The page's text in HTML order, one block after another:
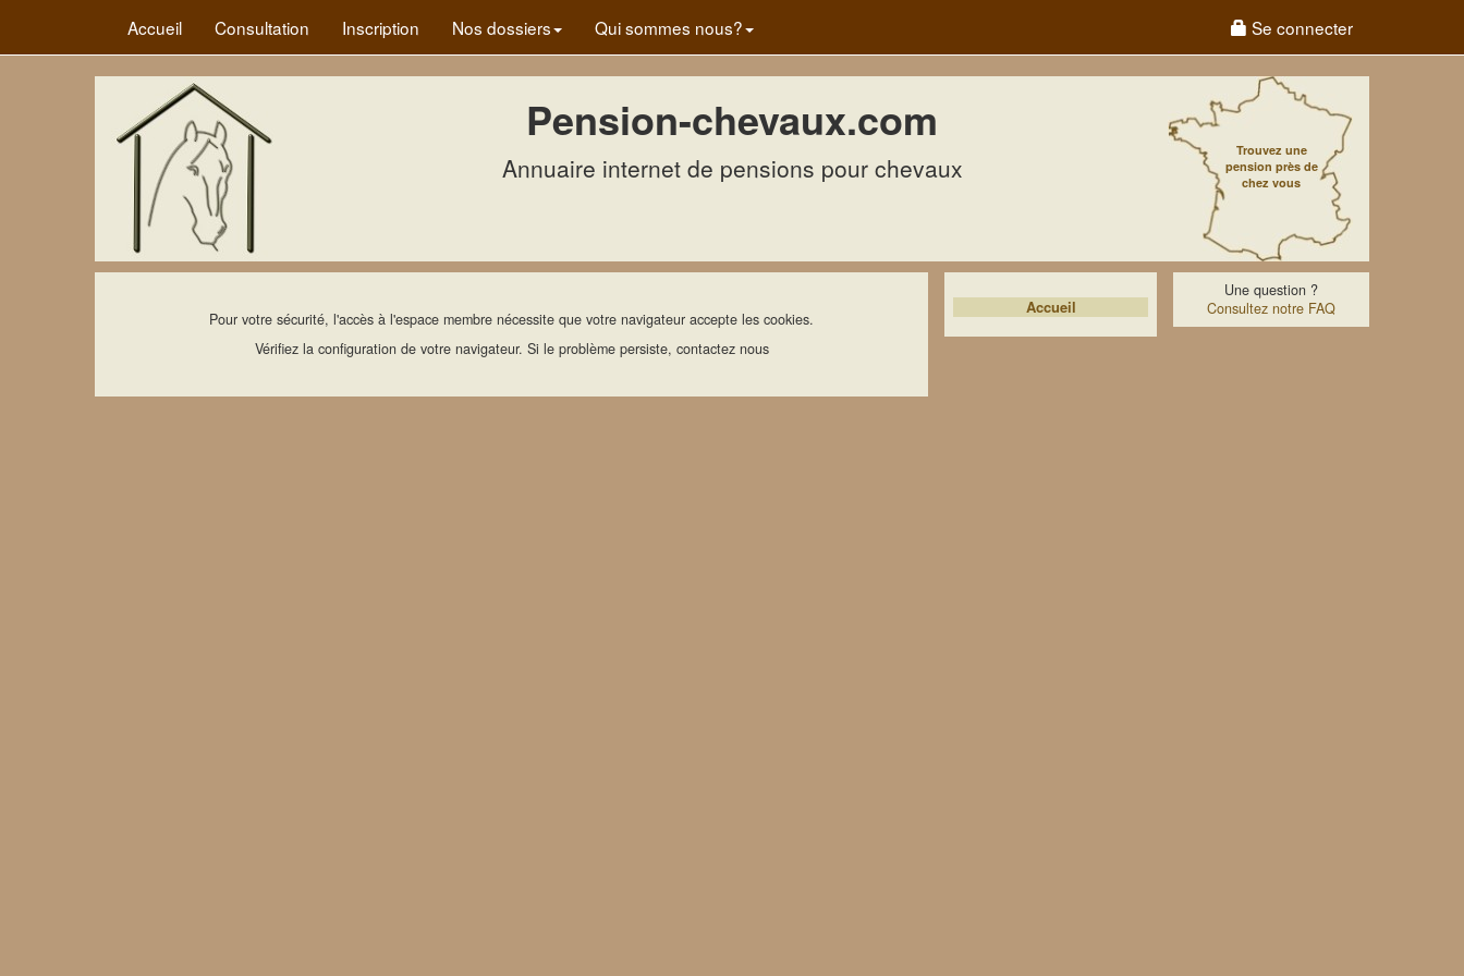
Accueil Consultation Inscription Nos dossiers Qui sommes nous? Se connecter
Pension-chevaux.com
Annuaire internet de pensions pour chevaux
Trouvez une
pension près de
chez vous
Pour votre sécurité, l'accès à l'espace membre nécessite que votre navigateur accepte les cookies.
Vérifiez la configuration de votre navigateur. Si le problème persiste, contactez nous
Accueil
Une question ?
Consultez notre FAQ